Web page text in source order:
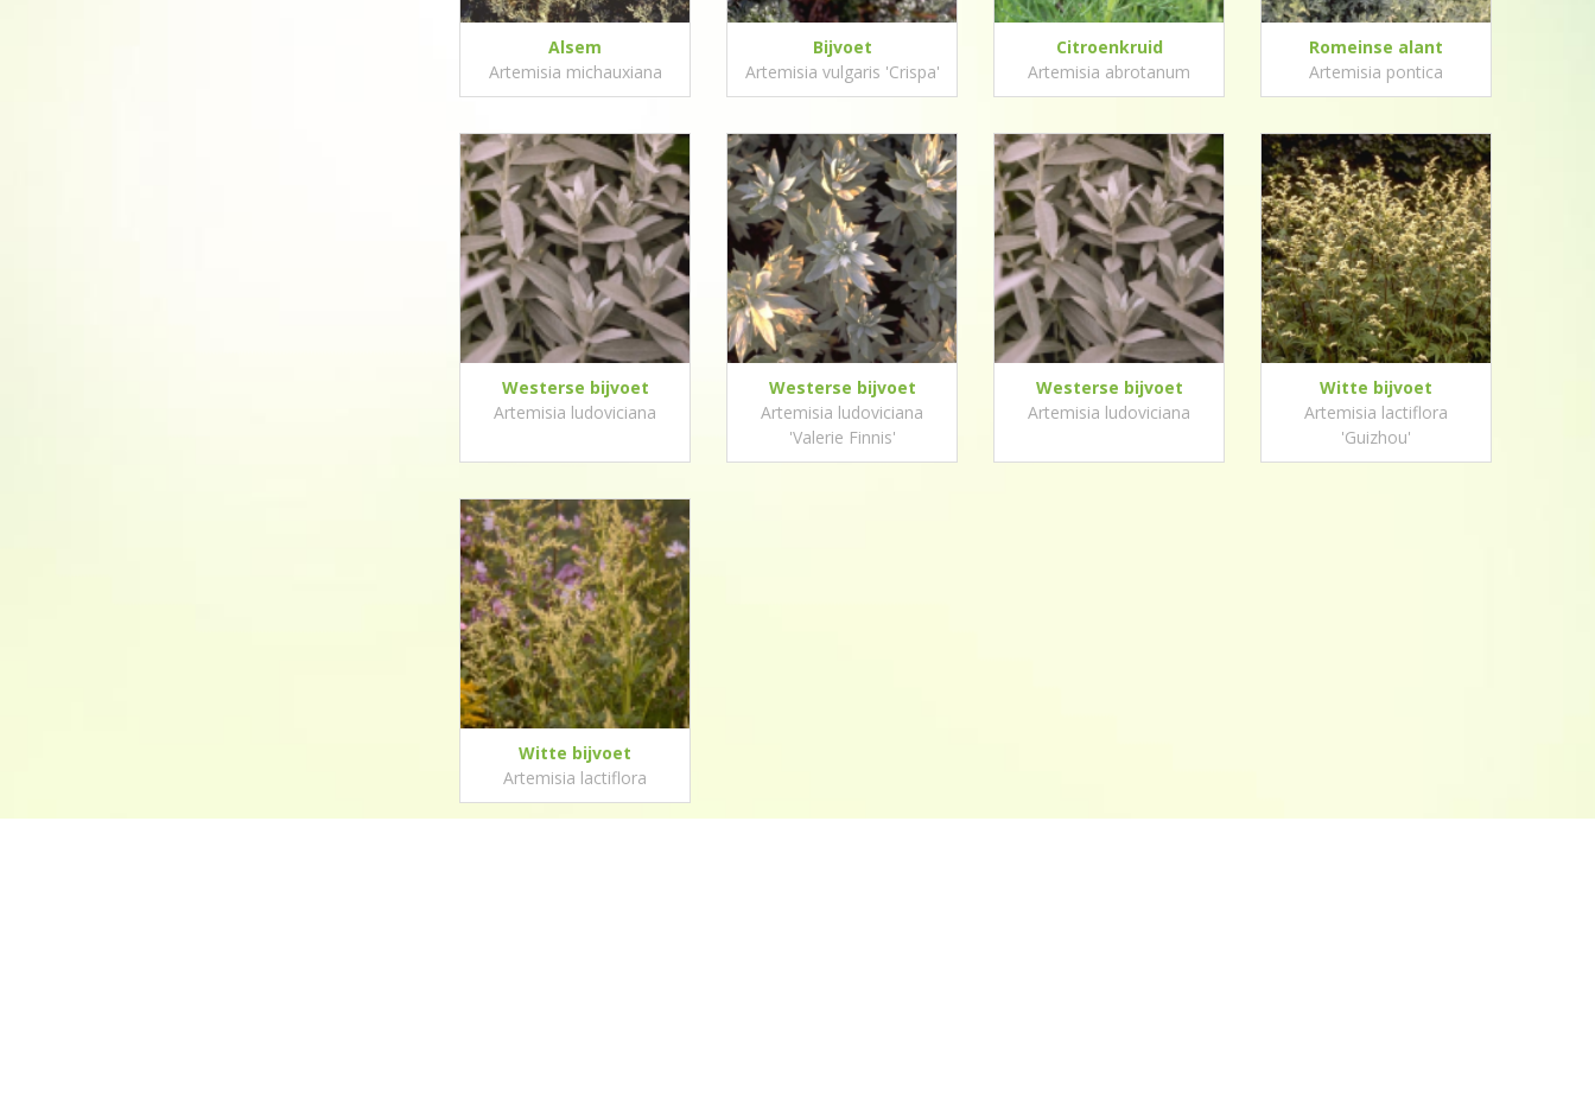
Alsem
Artemisia michauxiana
Bijvoet
Artemisia vulgaris 'Crispa'
Citroenkruid
Artemisia abrotanum
Romeinse alant
Artemisia pontica
Westerse bijvoet
Artemisia ludoviciana
Westerse bijvoet
Artemisia ludoviciana
'Valerie Finnis'
Westerse bijvoet
Artemisia ludoviciana
Witte bijvoet
Artemisia lactiflora
'Guizhou'
Witte bijvoet
Artemisia lactiflora